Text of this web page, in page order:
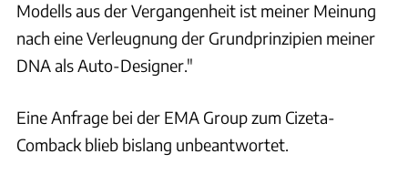
Modells aus der Vergangenheit ist meiner Meinung
nach eine Verleugnung der Grundprinzipien meiner
DNA als Auto-Designer."
Eine Anfrage bei der EMA Group zum Cizeta-
Comback blieb bislang unbeantwortet.